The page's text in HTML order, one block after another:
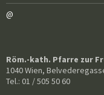
@
Röm.-kath. Pfarre zur
1040 Wien,
Tel.: 01 / 505 50 60